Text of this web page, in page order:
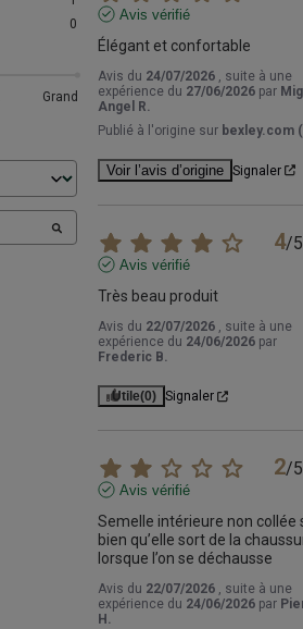
0
Grand
Avis vérifié
Élégant et confortable
Avis du 24/07/2026 , suite à une
expérience du 27/06/2026 par
Angel R.
Publié à l'origine sur bexley.com
Voir l’avis d’origine Signaler
4/5
Avis vérifié
Très beau produit
Avis du 22/07/2026 , suite à une
expérience du 24/06/2026 par
Frederic B.
Utile(0) Signaler
2/5
Avis vérifié
Semelle intérieure non collée
bien qu’elle sort de la
lorsque l’on se déchausse
Avis du 22/07/2026 , suite à une
expérience du 24/06/2026 par
H.